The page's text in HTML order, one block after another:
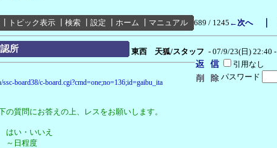
トピック表示 検索 設定 ホーム マニュアル 689 / 1245 ←次へ｜
所 東西 天狐/スタッフ - 07/9/23(日) 22:40 -
引用なし
パスワード
board38/c-board.cgi?cmd=one;no=136;id=gaibu_ita
質問にお答えの上、レスをお願いします。
・いいえ
～日程度